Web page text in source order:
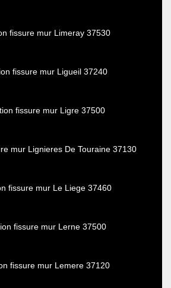
fissure mur Limeray 37530
fissure mur Ligueil 37240
fissure mur Ligre 37500
mur Lignieres De Touraine 37130
fissure mur Le Liege 37460
fissure mur Lerne 37500
fissure mur Lemere 37120